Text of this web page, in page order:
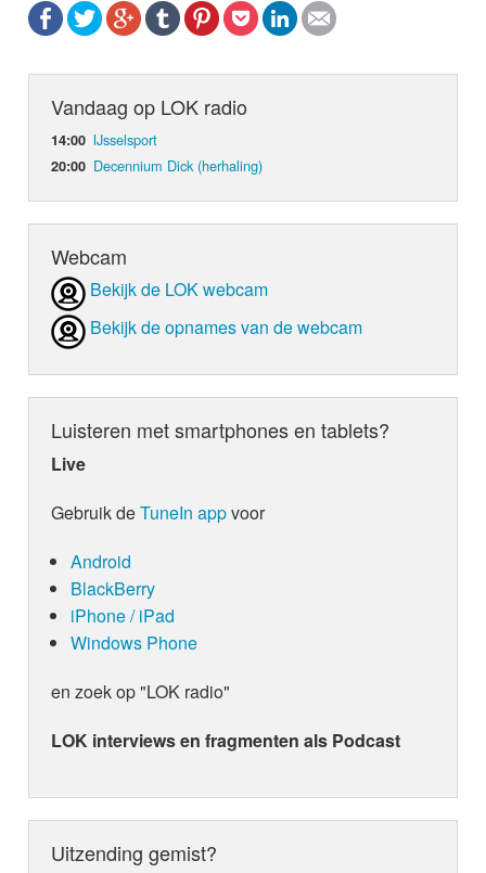
Vandaag op LOK radio
14:00 IJsselsport
20:00 Decennium Dick (herhaling)
Webcam
Bekijk de LOK webcam
Bekijk de opnames van de webcam
Luisteren met smartphones en tablets?
Live
Gebruik deTuneIn appvoor
Android
BlackBerry
iPhone / iPad
Windows Phone
en zoek op "LOK radio"
LOK interviews en fragmenten als Podcast
Uitzending gemist?